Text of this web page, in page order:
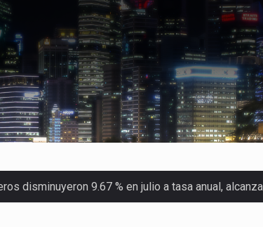
disminuyeron 9.67 % en julio a tasa anual,